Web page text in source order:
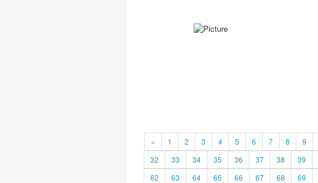
« 1 2 3 4 5 6 7 8 9
32
33 34 35 36 37 38 39
62
63 64 65 66 67 68 69